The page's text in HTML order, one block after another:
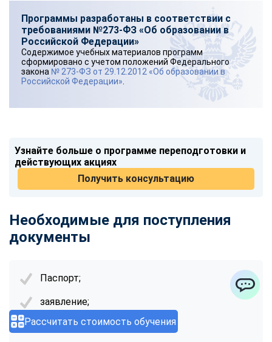
Рассчитать стоимость обучения
Программы разработаны в соответствии с
требованиями №273-ФЗ «Об образовании в
Российской Федерации»
Содержимое учебных материалов программ
сформировано с учетом положений Федерального
закона № 273-ФЗ от 29.12.2012 «Об образовании в
Российской Федерации»
Узнайте больше о программе переподготовки и
действующих акциях
Получить консультацию
Необходимые для поступления
документы
Паспорт;
заявление;
диплом об образовании.